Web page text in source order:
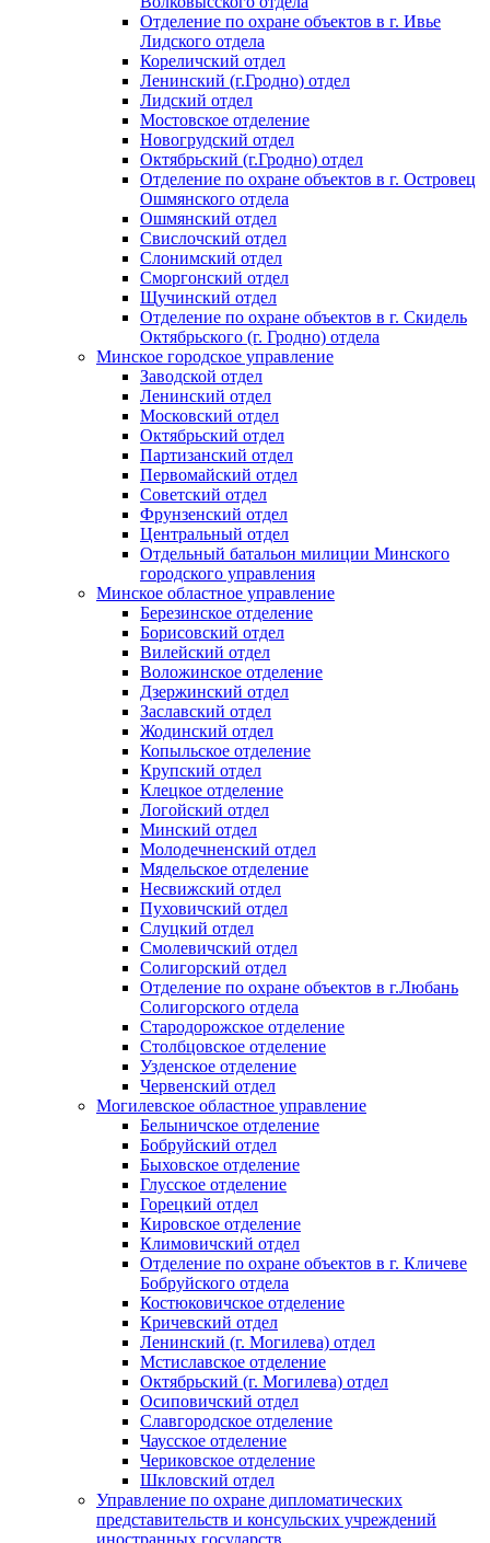
Отделение по охране объектов в г. Ивье
Лидского отдела
Кореличский отдел
Ленинский (г.Гродно) отдел
Лидский отдел
Мостовское отделение
Новогрудский отдел
Октябрьский (г.Гродно) отдел
Отделение по охране объектов в г. Островец
Ошмянского отдела
Ошмянский отдел
Свислочский отдел
Слонимский отдел
Сморгонский отдел
Щучинский отдел
Отделение по охране объектов в г. Скидель
Октябрьского (г. Гродно) отдела
Минское городское управление
Заводской отдел
Ленинский отдел
Московский отдел
Октябрьский отдел
Партизанский отдел
Первомайский отдел
Советский отдел
Фрунзенский отдел
Центральный отдел
Отдельный батальон милиции Минского
городского управления
Минское областное управление
Березинское отделение
Борисовский отдел
Вилейский отдел
Воложинское отделение
Дзержинский отдел
Заславский отдел
Жодинский отдел
Копыльское отделение
Крупский отдел
Клецкое отделение
Логойский отдел
Минский отдел
Молодечненский отдел
Мядельское отделение
Несвижский отдел
Пуховичский отдел
Слуцкий отдел
Смолевичский отдел
Солигорский отдел
Отделение по охране объектов в г.Любань
Солигорского отдела
Стародорожское отделение
Столбцовское отделение
Узденское отделение
Червенский отдел
Могилевское областное управление
Белыничское отделение
Бобруйский отдел
Быховское отделение
Глусское отделение
Горецкий отдел
Кировское отделение
Климовичский отдел
Отделение по охране объектов в г. Кличеве
Бобруйского отдела
Костюковичское отделение
Кричевский отдел
Ленинский (г. Могилева) отдел
Мстиславское отделение
Октябрьский (г. Могилева) отдел
Осиповичский отдел
Славгородское отделение
Чаусское отделение
Чериковское отделение
Шкловский отдел
Управление по охране дипломатических
представительств и консульских учреждений
иностранных государств